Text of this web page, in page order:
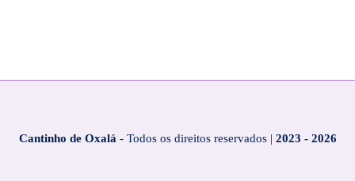
Cantinho de Oxalá- Todos os direitos reservados | 2023 - 2026